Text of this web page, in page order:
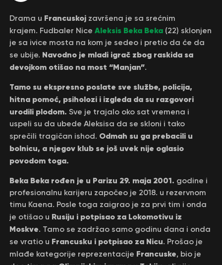
Drama u Francuskoj završena je sa srećnim
krajem. Fudbaler Nice Aleksis Beka Beka(22) sklonjen
je sa ivice mosta na kom je sedeo i pretio da će da
se ubije. Navodno je mladi igrač zbog raskida sa
devojkom otišao na most “Manjan”.
Tamo su ekspresno poslate sve službe, policija,
hitna pomoć, psiholozi i izgleda da su razgovori
urodili plodom. Sve je trajalo oko sat vremena i
uspeli su da ubede Aleksisa da se skloni i tako
sprečili tragičan ishod. Odmah su ga prebacili u
bolnicu, a njegov klub se još uvek nije oglasio
povodom toga.
Beka Beka rođen je u Parizu 29. maja 2001. godine i
profesionalnu karijeru započeo je 2018. u rezervnom
timu Kaena. Posle toga zaigrao je za prvi tim i onda
je otišao u Rusiju i potpisao za Lokomotivu iz
Moskve. Tamo se zadržao samo godinu dana i onda
se vratio u Francusku i potpisao za Nicu. Prošao je
mlađe kategorije reprezentacije Francuske, bio je